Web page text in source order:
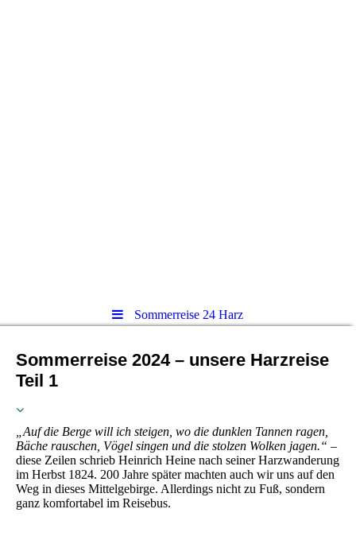
Sommerreise 24 Harz
Sommerreise 2024 – unsere Harzreise
Teil 1
„Auf die Berge will ich steigen, wo die dunklen Tannen ragen,
Bäche rauschen, Vögel singen und die stolzen Wolken jagen.“ –
diese Zeilen schrieb Heinrich Heine nach seiner Harzwanderung
im Herbst 1824. 200 Jahre später machten auch wir uns auf den
Weg in dieses Mittelgebirge. Allerdings nicht zu Fuß, sondern
ganz komfortabel im Reisebus.